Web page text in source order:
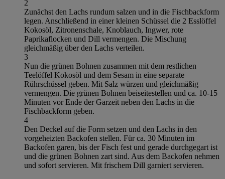
2
Zunächst den Lachs rundum salzen und in die Fischbackform
legen. Anschließend in einer kleinen Schüssel die 2 Esslöffel
Kokosöl, Zitronenschale, Knoblauch, Ingwer, rote
Paprikaflocken und Dill vermengen. Die Mischung
gleichmäßig über den Lachs verteilen.
3
Nun die grünen Bohnen zusammen mit dem restlichen
Teelöffel Kokosöl und dem Sesam in eine separate
Rührschüssel geben. Mit Salz würzen und gleichmäßig
vermengen. Die grünen Bohnen beiseitestellen und ca. 10-15
Minuten vor Ende der Garzeit neben den Lachs in die
Fischbackform geben.
4
Den Deckel auf die Form setzen und den Lachs in den
vorgeheizten Backofen stellen. Für ca. 30 Minuten im
Backofen garen, bis der Fisch fest und gerade durchgegart ist
und die grünen Bohnen zart sind. Aus dem Backofen nehmen
und sofort servieren. Mit frischem Dill garniert servieren.